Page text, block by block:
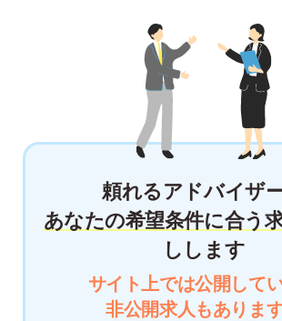
頼れるアドバイザ
あなたの希望条件に合う
しします
サイト上では公開して
非公開求人もあります